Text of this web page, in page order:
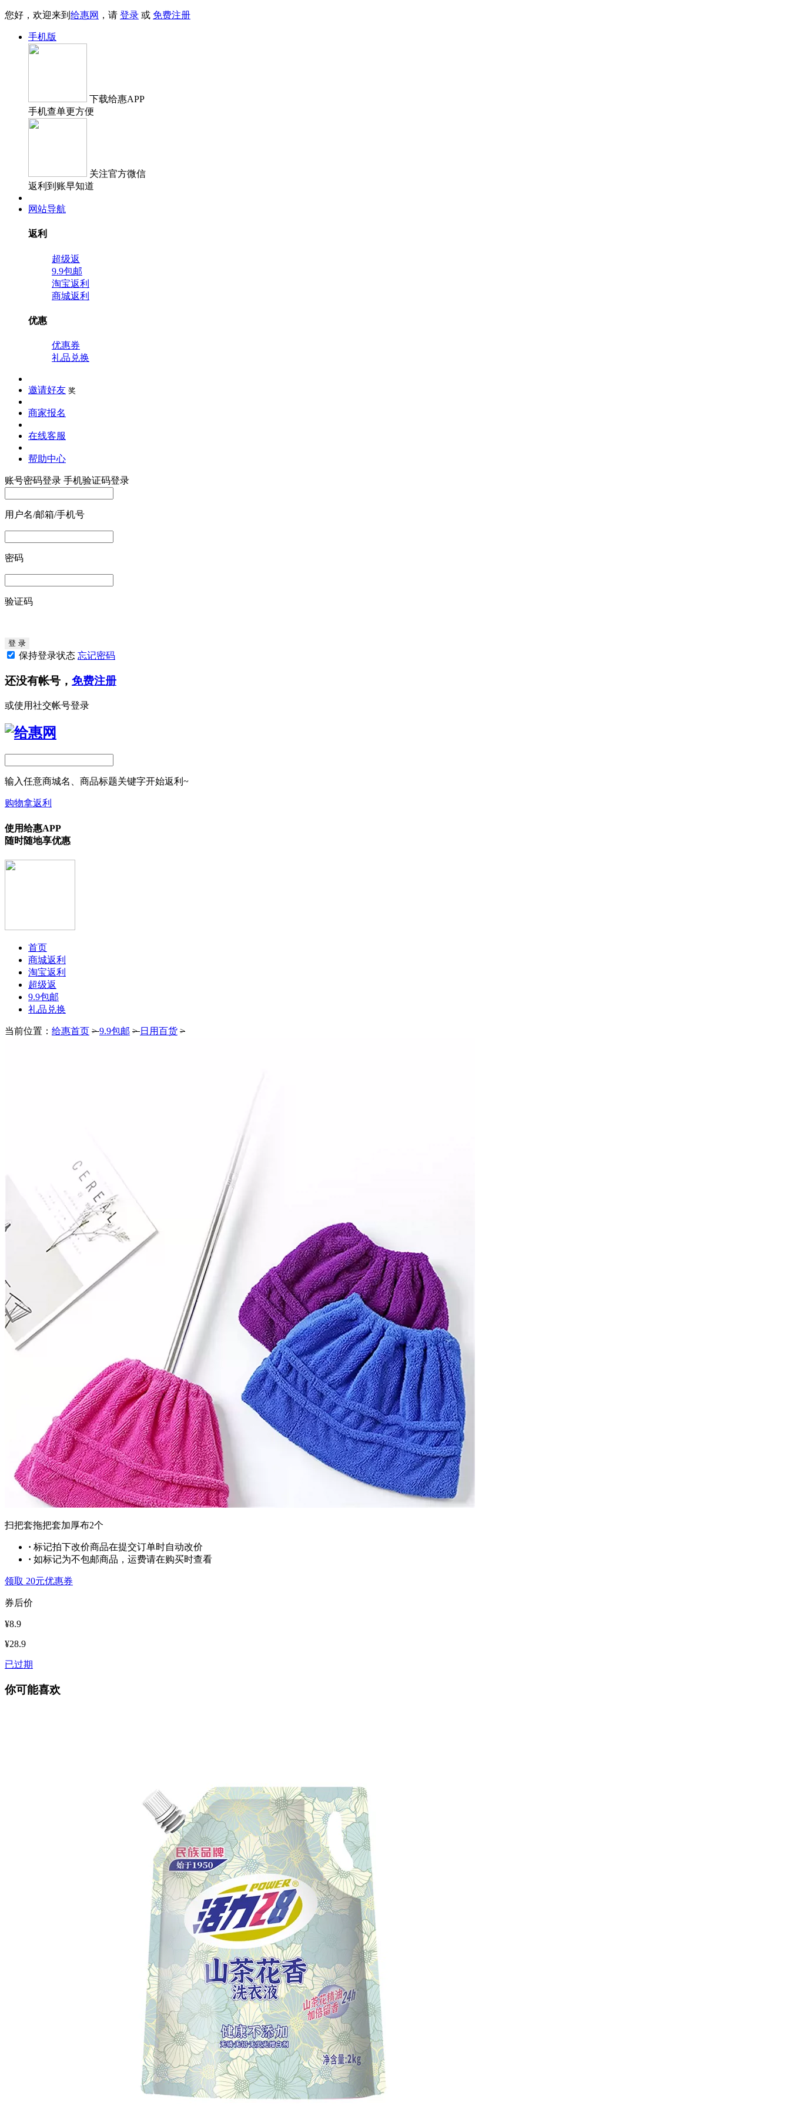
您好，欢迎来到 给惠网 ，请 登录 或 免费注册
手机版
下载给惠APP
手机查单更方便
关注官方微信
返利到账早知道
网站导航
返利
超级返
9.9包邮
淘宝返利
商城返利
优惠
优惠券
礼品兑换
邀请好友 奖
商家报名
在线客服
帮助中心
账号密码登录 手机验证码登录
用户名/邮箱/手机号
密码
验证码
保持登录状态 忘记密码
还没有帐号， 免费注册
或使用社交帐号登录
输入任意商城名、商品标题关键字开始返利~
购物拿返利
使用给惠APP
随时随地享优惠
首页
商城返利
淘宝返利
超级返
9.9包邮
礼品兑换
当前位置： 给惠首页 >9.9包邮 >日用百货 >
扫把套拖把套加厚布2个
· 标记拍下改价商品在提交订单时自动改价
· 如标记为不包邮商品，运费请在购买时查看
领取 20元优惠券
券后价
¥8.9
¥28.9
已过期
你可能喜欢